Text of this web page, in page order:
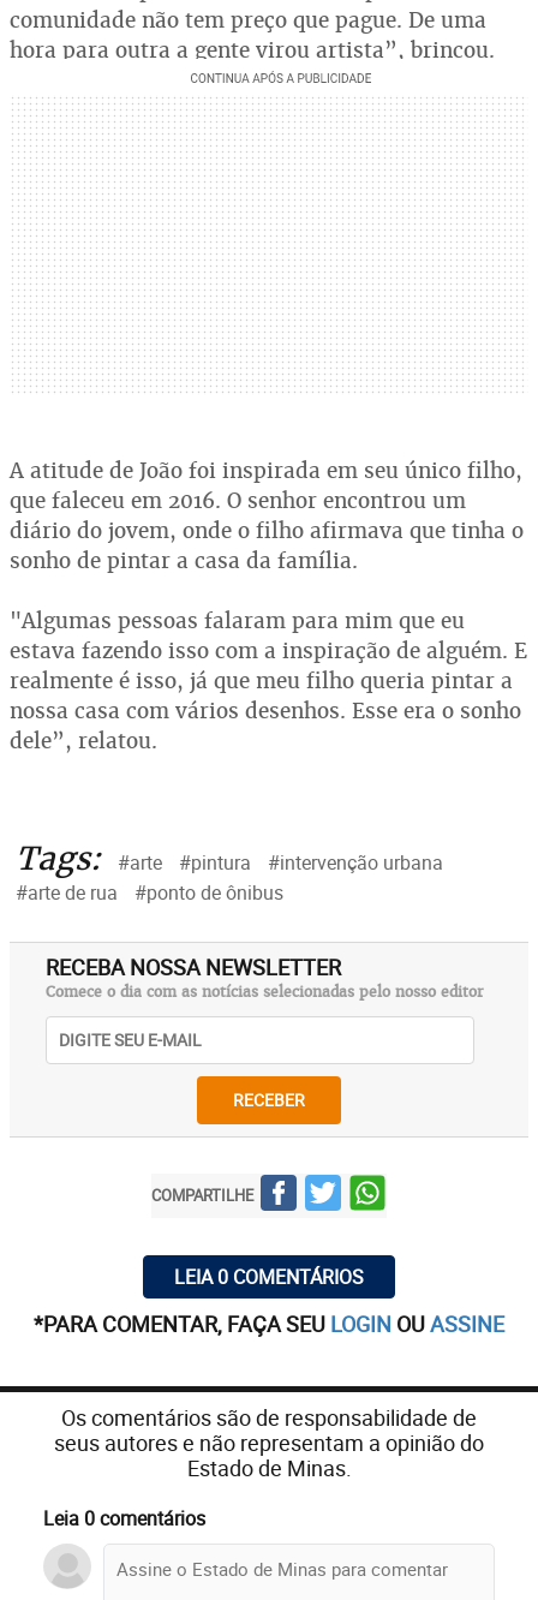
comunidade não tem preço que pague. De uma
hora para outra a gente virou artista”, brincou.
A atitude de João foi inspirada em seu único filho,
que faleceu em 2016. O senhor encontrou um
diário do jovem, onde o filho afirmava que tinha o
sonho de pintar a casa da família.
"Algumas pessoas falaram para mim que eu
estava fazendo isso com a inspiração de alguém. E
realmente é isso, já que meu filho queria pintar a
nossa casa com vários desenhos. Esse era o sonho
dele”, relatou.
Tags: #arte #pintura
#intervenção urbana
#arte de rua
#ponto de ônibus
RECEBA NOSSA NEWSLETTER
Comece o dia com as notícias selecionadas pelo nosso editor
RECEBER
COMPARTILHE
LEIA 0 COMENTÁRIOS
*PARA COMENTAR, FAÇA SEU LOGIN OUASSINE
Os comentários são de responsabilidade de
seus autores e não representam a opinião do
Estado de Minas.
Leia 0 comentários